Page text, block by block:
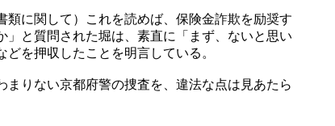
に関して）これを読めば、保険金詐欺を励奨す
」と質問された堀は、素直に「まず、ないと思い
を押収したことを明言している。
りない京都府警の捜査を、違法な点は見あたら